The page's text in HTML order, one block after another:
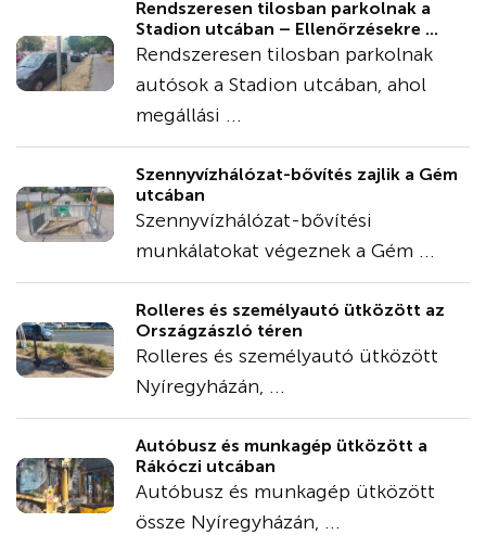
Rendszeresen tilosban parkolnak a
Stadion utcában – Ellenőrzésekre ...
Rendszeresen tilosban parkolnak
autósok a Stadion utcában, ahol
megállási ...
Szennyvízhálózat-bővítés zajlik a Gém
utcában
Szennyvízhálózat-bővítési
munkálatokat végeznek a Gém ...
Rolleres és személyautó ütközött az
Országzászló téren
Rolleres és személyautó ütközött
Nyíregyházán, ...
Autóbusz és munkagép ütközött a
Rákóczi utcában
Autóbusz és munkagép ütközött
össze Nyíregyházán, ...